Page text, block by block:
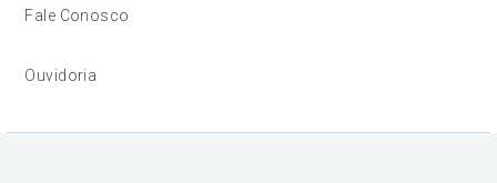
Fale Conosco
Ouvidoria